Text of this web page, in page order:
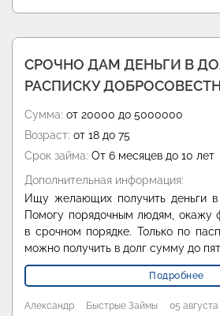
СРОЧНО ДАМ ДЕНЬГИ В
РАСПИСКУ
Сумма: от 20000 до 5000000
Возраст: от 18 до 75
Срок займа: От 6 месяцев до 10 лет
Дополнительная информация:
Ищу желающих получить деньги в
Помогу порядочным людям, окажу
в срочном порядке. Только по
можно получить в долг сумму до
Подробнее
Александр Быстрые Займы 05